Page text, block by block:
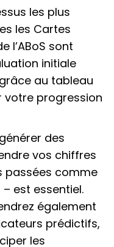
les plus
les Cartes
l’ABoS sont
initiale
au tableau
votre progression
des
vos chiffres
passées comme
est essentiel.
également
prédictifs,
les